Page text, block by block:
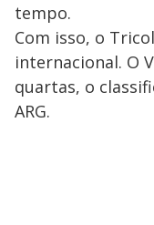
tempo.
Com isso, o
internacional. O
quartas, o
ARG.